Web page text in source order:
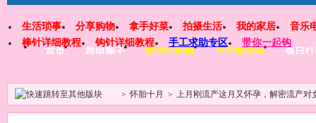
首页 群组圈子 教你找图解 关注微信号 每日
生活琐事 分享购物 拿手好菜 拍摄生活 我的家居
音乐
棒针详细教程
钩针详细教程 手工求助专区 带你一起钩
> 怀胎十月 > 上月刚流产这月又怀孕，解密流产对